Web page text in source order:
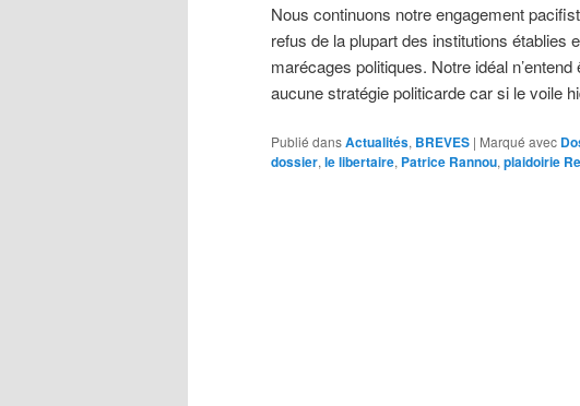
Nous continuons notre engagement
refus de la plupart des institutions établies
marécages politiques. Notre idéal
aucune stratégie politicarde car si le voile
Publié dansActualités, BREVES | Marqué avec
dossier, le libertaire, Patrice Rannou, plaidoirie